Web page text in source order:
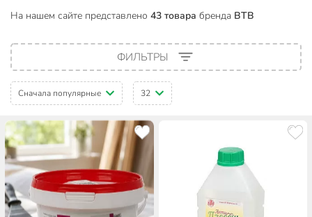
На нашем сайте представлено 43 товара бренда ВТВ
ФИЛЬТРЫ
Сначала популярные 32